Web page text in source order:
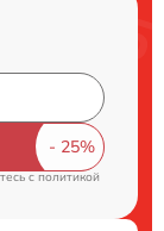
cполитикой